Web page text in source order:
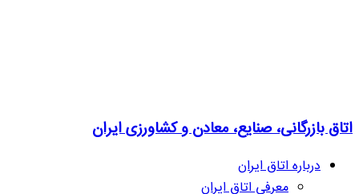
اتاق بازرگانی، صنایع، معادن و کشاورزی ایران
درباره اتاق ایران
معرفی اتاق ایران